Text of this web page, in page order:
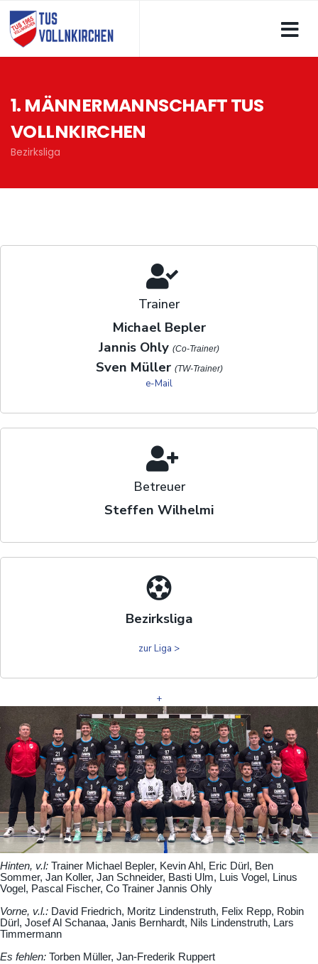
1. MÄNNERMANNSCHAFT TUS
VOLLNKIRCHEN
Bezirksliga
Trainer
Michael Bepler
Jannis Ohly (Co-Trainer)
Sven Müller (TW-Trainer)
e-Mail
Betreuer
Steffen Wilhelmi
Bezirksliga
zur Liga >
+
Hinten, v.l: Trainer Michael Bepler, Kevin Ahl, Eric Dürl, Ben
Sommer, Jan Koller, Jan Schneider, Basti Ulm, Luis Vogel, Linus
Vogel, Pascal Fischer, Co Trainer Jannis Ohly
Vorne, v.l.: David Friedrich, Moritz Lindenstruth, Felix Repp, Robin
Dürl, Josef Al Schanaa, Janis Bernhardt, Nils Lindenstruth, Lars
Timmermann
Es fehlen: Torben Müller, Jan-Frederik Ruppert